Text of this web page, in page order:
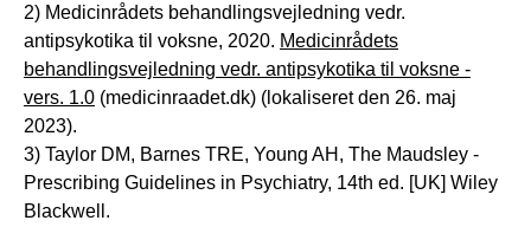
2) Medicinrådets behandlingsvejledning vedr.
antipsykotika til voksne, 2020. Medicinrådets
behandlingsvejledning vedr. antipsykotika til voksne -
vers. 1.0 (medicinraadet.dk) (lokaliseret den 26. maj
2023).
3) Taylor DM, Barnes TRE, Young AH, The Maudsley -
Prescribing Guidelines in Psychiatry, 14th ed. [UK] Wiley
Blackwell.